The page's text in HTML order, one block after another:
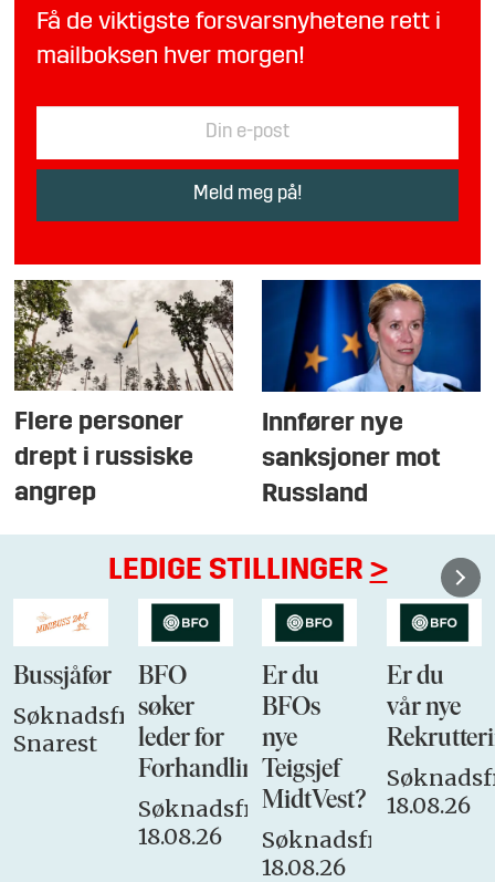
Få de viktigste forsvarsnyhetene rett i
mailboksen hver morgen!
Flere personer
drept i russiske
angrep
Innfører nye
sanksjoner mot
Russland
LEDIGE STILLINGER >
Bussjåfør
Søknadsfrist:
Snarest
BFO
søker
leder for
Forhandlingsutvalget
Søknadsfrist:
18.08.26
Er du
BFOs
nye
Teigsjef
MidtVest?
Søknadsfrist:
18.08.26
Er du
vår nye
18.08.26